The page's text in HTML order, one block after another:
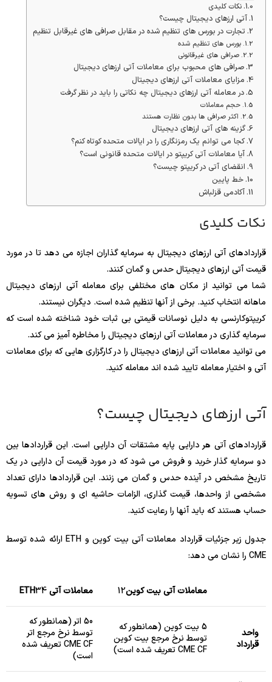
نکات کلیدی
آتی ارزهای دیجیتال چیست؟
تجارت در بورس های تنظیم شده در مقابل صرافی های غیرقابل تنظیم
بورس های تنظیم شده
صرافی های غیرقانونی
صرافی های محبوب برای معاملات آتی ارزهای دیجیتال
مزایای معاملات آتی ارزهای دیجیتال
در معامله آتی ارزهای دیجیتال چه نکاتی را باید در نظر گرفت
حجم معاملات
اکثر صرافی ها بدون نظارت هستند
گزینه های آتی ارزهای دیجیتال
کجا می توانم یک رمزنگاری را در ایالات متحده کوتاه کنم؟
آیا معاملات آتی کریپتو در ایالات متحده قانونی است؟
انقضای آتی در کریپتو چیست؟
خط پایین
آکادمی قزلباش
نکات کلیدی
قراردادهای آتی ارزهای دیجیتال به سرمایه گذاران اجازه می دهد تا در مورد
قیمت آتی ارزهای دیجیتال حدس و گمان کنند.
شما می توانید از مکان های مختلفی برای معامله آتی ارزهای دیجیتال
ماهانه انتخاب کنید. برخی از آنها تنظیم شده است. دیگران نیستند.
کریپتوکارنسی به دلیل نوسانات قیمتی بی ثبات خود شناخته شده است که
سرمایه گذاری در معاملات آتی ارزهای دیجیتال را مخاطره آمیز می کند.
می توانید معاملات آتی ارزهای دیجیتال را در کارگزاری هایی که برای معاملات
آتی و اختیار معامله تایید شده اند معامله کنید.
آتی ارزهای دیجیتال چیست؟
قراردادهای آتی هر دارایی پایه مشتقات آن دارایی است. این قراردادها بین
دو سرمایه گذار خرید و فروش می شود که در مورد قیمت آن دارایی در یک
تاریخ مشخص در آینده حدس و گمان می زنند. این قراردادها دارای تعداد
مشخصی از واحدها، قیمت گذاری، الزامات حاشیه ای و روش های تسویه
حساب هستند که باید آنها را رعایت کنید.
جدول زیر جزئیات قرارداد معاملات آتی بیت کوین و ETH ارائه شده توسط
CME را نشان می دهد:
معاملات آتی بیت کوین 12 معاملات آتی ETH 34
واحد
قرارداد
5 بیت کوین (همانطور که
توسط نرخ مرجع بیت کوین
CME CF تعریف شده است)
50 اتر (همانطور که
توسط نرخ مرجع اتر
CME CF تعریف شده
است)